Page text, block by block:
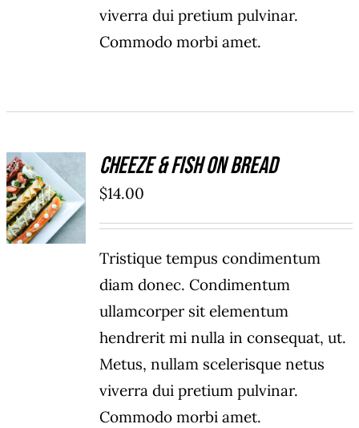
viverra dui pretium pulvinar.
Commodo morbi amet.
ADD TO
CART
/
DÉTAILS
Cheeze & Fish On Bread
$14.00
Tristique tempus condimentum
diam donec. Condimentum
ullamcorper sit elementum
hendrerit mi nulla in consequat, ut.
Metus, nullam scelerisque netus
viverra dui pretium pulvinar.
Commodo morbi amet.